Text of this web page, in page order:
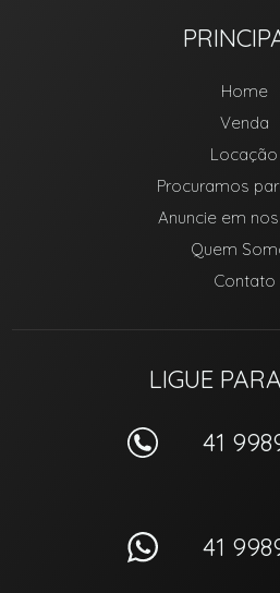
Home
Venda
Locação
Procuramos
Anuncie em
Quem
Contato
LIGUE
41
41